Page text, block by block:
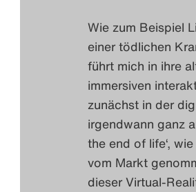
Wie zum Beispiel
einer tödlichen
führt mich in ihre
immersiven
zunächst in der
irgendwann ganz
the end of life‘,
vom Markt
dieser Virtual-